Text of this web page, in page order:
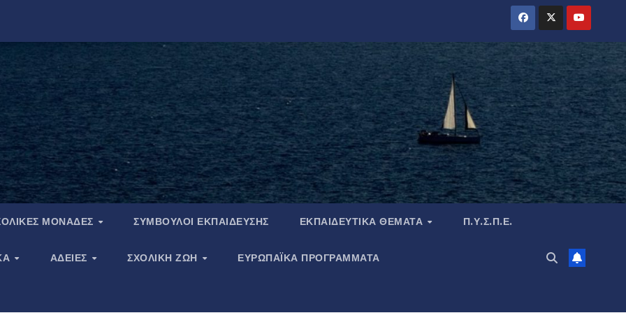
ΜΟΝΆΔΕΣ ΣΎΜΒΟΥΛΟΙ ΕΚΠΑΊΔΕΥΣΗΣ ΕΚΠΑΙΔΕΥΤΙΚΆ ΘΈΜΑΤΑ Π.Υ.Σ.Π.Ε.
ΆΔΕΙΕΣ ΣΧΟΛΙΚΉ ΖΩΉ ΕΥΡΩΠΑΪΚΑ ΠΡΟΓΡΑΜΜΑΤΑ